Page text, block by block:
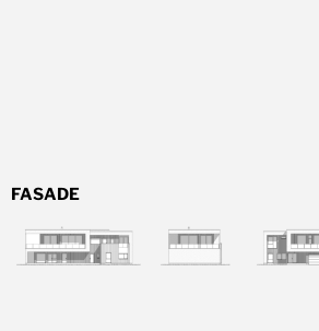
FASADE